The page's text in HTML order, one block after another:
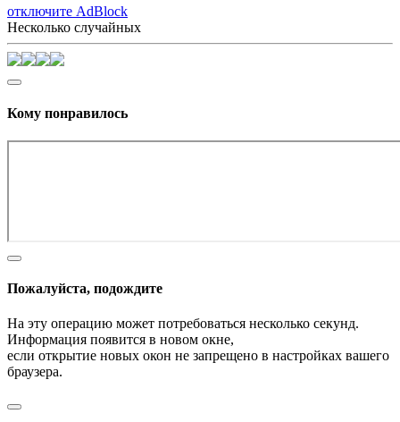
отключите AdBlock
Несколько случайных
Кому понравилось
Пожалуйста, подождите
На эту операцию может потребоваться несколько секунд.
Информация появится в новом окне,
если открытие новых окон не запрещено в настройках вашего
браузера.